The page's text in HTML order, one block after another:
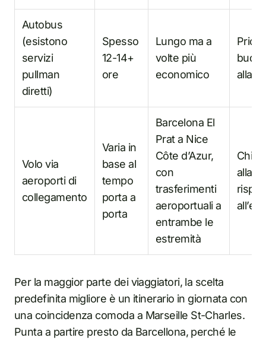
Autobus
(esistono
servizi
pullman
diretti)
Spesso
12-14+
ore
Lungo ma a
volte più
economico
alla
Volo via
aeroporti di
collegamento
Varia in
base al
tempo
porta a
porta
Barcelona El
Prat a Nice
Côte d’Azur,
con
trasferimenti
aeroportuali a
entrambe le
estremità
Chi
alla
Per la maggior parte dei viaggiatori, la scelta
predefinita migliore è un itinerario in giornata con
una coincidenza comoda a Marseille St-Charles.
Punta a partire presto da Barcellona, perché le